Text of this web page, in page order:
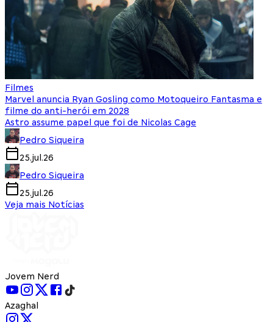
Filmes
Marvel anuncia Ryan Gosling como Motoqueiro Fantasma e
filme do anti-herói em 2028
Astro assume papel que foi de Nicolas Cage
Pedro Siqueira
25.jul.26
Pedro Siqueira
25.jul.26
Veja mais Notícias
Jovem Nerd
Azaghal